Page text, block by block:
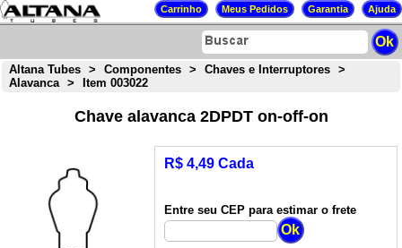
Altana Tubes > Componentes > Chaves e Interruptores
>
Alavanca
> Item 003022
Chave alavanca 2DPDT on-off-on
R$ 4,49 Cada
Entre seu CEP para estimar o frete